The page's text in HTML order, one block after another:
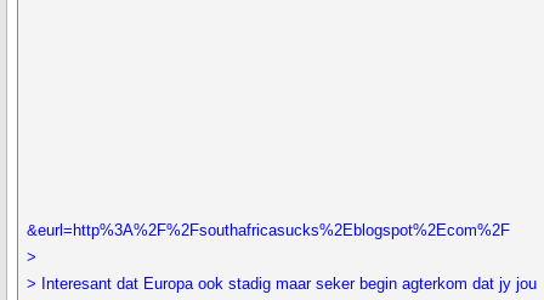
&eurl=http%3A%2F%2Fsouthafricasucks%2Eblogspot%2Ecom%2F
>
> Interesant dat Europa ook stadig maar seker begin agterkom dat jy jou